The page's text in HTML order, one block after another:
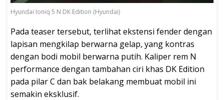
Hyundai Ioniq 5 N DK Edition (Hyundai)
Pada teaser tersebut, terlihat ekstensi fender dengan
lapisan mengkilap berwarna gelap, yang kontras
dengan bodi mobil berwarna putih. Kaliper rem N
performance dengan tambahan ciri khas DK Edition
pada pilar C dan bak belakang membuat mobil ini
semakin eksklusif.